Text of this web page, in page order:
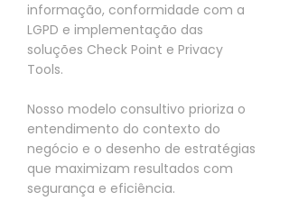
informação, conformidade com a
LGPD e implementação das
soluções Check Point e Privacy
Tools.
Nosso modelo consultivo prioriza o
entendimento do contexto do
negócio e o desenho de estratégias
que maximizam resultados com
segurança e eficiência.